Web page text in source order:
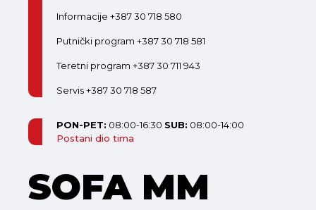
Informacije +387 30 718 580
Putnički program +387 30 718 581
Teretni program +387 30 711 943
Servis +387 30 718 587
PON-PET: 08:00-16:30 SUB: 08:00-14:00
Postani dio tima
SOFA MM